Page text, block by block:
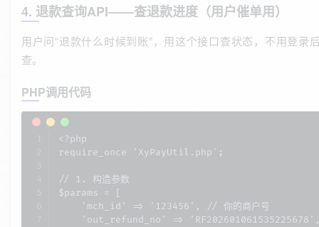
4. 退款查询API——查退款进度（用户催单用）
用户问“退款什么时候到账”，用这个接口查状态，不用登录
查。
PHP调用代码
<?php
require_once 'XyPayUtil.php';
// 1. 构造参数
$params = [
    'mch_id' => '123456', // 你的商户号
'out_refund_no' => 'RF202601061535225678',